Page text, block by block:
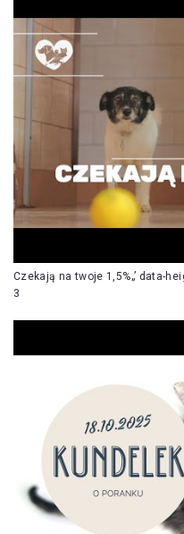
Czekają na twoje 1,5%„’ data-
3